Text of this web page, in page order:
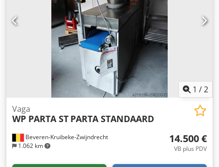
1 /2
Beveren-Kruibeke-Zwijndrecht
1.062 km
Vaga
WP PARTA ST PARTA STANDAARD
14.500 €
VB plus PDV